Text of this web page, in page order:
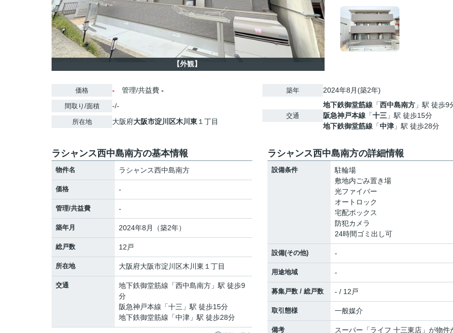
【外観】
価格 - 管理/共益費 -
間取り/面積 -/-
所在地 大阪府大阪市淀川区木川東 １丁目
築年 2024年8月(築2年)
交通
地下鉄御堂筋線 「西中島南方 」駅 徒歩9
阪急神戸本線 「十三 」駅 徒歩15分
地下鉄御堂筋線 「中津 」駅 徒歩28分
ラシャンス西中島南方の基本情報
物件名 ラシャンス西中島南方
価格 -
管理/共益費 -
築年月 2024年8月（築2年）
総戸数 12戸
所在地 大阪府大阪市淀川区木川東 １丁目
交通 地下鉄御堂筋線 「西中島南方 」駅 徒歩9
分
阪急神戸本線 「十三 」駅 徒歩15分
地下鉄御堂筋線 「中津 」駅 徒歩28分
ラシャンス西中島南方の詳細情報
設備条件
駐輪場
敷地内ごみ置き場
光ファイバー
オートロック
宅配ボックス
防犯カメラ
24時間ゴミ出し可
設備(その他) -
用途地域 -
募集戸数 / 総戸数 - / 12戸
取引態様 一般媒介
備考
スーパー「ライフ 十三東店」が物件